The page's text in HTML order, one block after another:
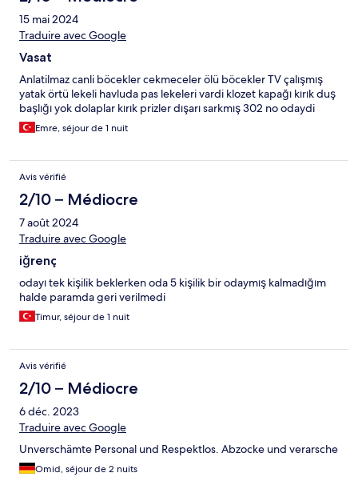
15 mai 2024
Traduire avec Google
Vasat
Anlatilmaz canli böcekler cekmeceler ölü böcekler TV çalışmış
yatak örtü lekeli havluda pas lekeleri vardi klozet kapağı kırık duş
başlığı yok dolaplar kırık prizler dışarı sarkmış 302 no odaydi
Emre, séjour de 1 nuit
Avis vérifié
2/10 – Médiocre
7 août 2024
Traduire avec Google
iğrenç
odayı tek kişilik beklerken oda 5 kişilik bir odaymış kalmadığım
halde paramda geri verilmedi
Timur, séjour de 1 nuit
Avis vérifié
2/10 – Médiocre
6 déc. 2023
Traduire avec Google
Unverschämte Personal und Respektlos. Abzocke und verarsche
Omid, séjour de 2 nuits